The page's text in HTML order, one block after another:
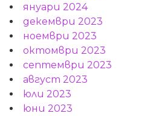
януари 2024
декември 2023
ноември 2023
октомври 2023
септември 2023
август 2023
юли 2023
юни 2023